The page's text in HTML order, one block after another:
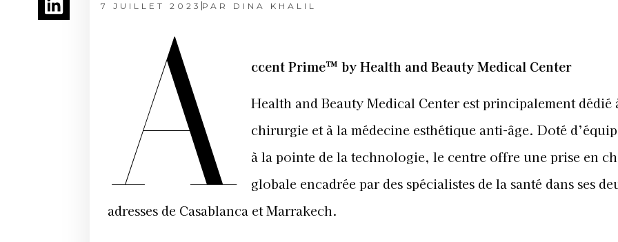
7 JUILLET 2023 PAR DINA KHALIL
A ccent Prime™ by Health and Beauty Medical Center
Health and Beauty Medical Center est principalement dédié
chirurgie et à la médecine esthétique anti-âge. Doté
à la pointe de la technologie, le centre offre une prise en
globale encadrée par des spécialistes de la santé dans ses
adresses de Casablanca et Marrakech.